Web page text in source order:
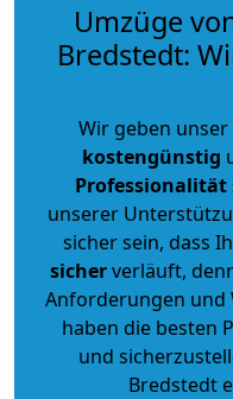
Umzüge
Bredstedt:
Wir geben unser
kostengünstig
Professionalität
unserer
sicher sein, dass
sicherverläuft,
Anforderungen und
haben die besten
und
Bredstedt